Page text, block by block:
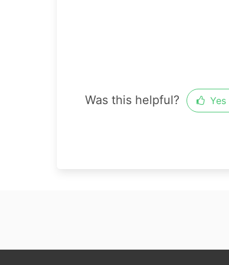
Was this helpful? Yes